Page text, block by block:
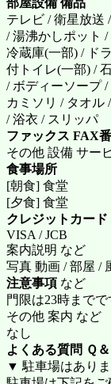
部屋設備 備品
テレビ / 衛星放送
/ 湯沸かしポット
冷蔵庫(一部) / ド
付トイレ(一部) /
/ ボディーソープ
カミソリ / タオル
/ 浴衣 / スリッパ
ファックス FAX
その他 設備 サー
食事場所
[朝食] 食堂
[夕食] 食堂
クレジットカード
VISA / JCB
案内説明 など
写真 動画 / 部屋 /
注意事項 など
門限は23時までで
その他 案内 など
なし
よくある質問 Ｑ
▼ 駐車場はありま